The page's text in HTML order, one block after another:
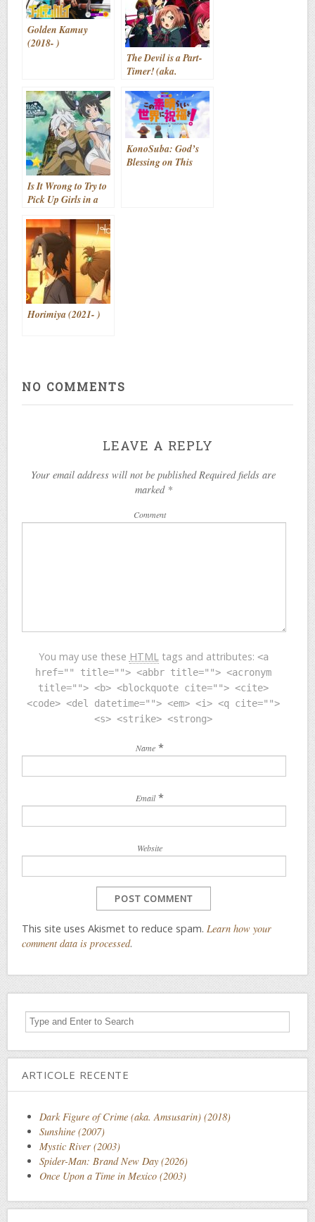
Golden Kamuy
(2018- )
The Devil is a Part-
Timer! (aka.
sama!) (2013- )
Is It Wrong to Try to
Pick Up Girls in a
Dungeon ni Deai wo
Motomeru no wa
Machigatteiru
Darou ka) (2015- )
KonoSuba: God’s
Blessing on This
Horimiya (2021- )
NO COMMENTS
LEAVE A REPLY
Your email address will not be published Required fields are
marked *
Comment
You may use these HTMLtags and attributes: <a
href="" title=""> <abbr title=""> <acronym
title=""> <b> <blockquote cite=""> <cite>
<code> <del datetime=""> <em> <i> <q cite="">
<s> <strike> <strong>
Name *
Email *
Website
This site uses Akismet to reduce spam. Learn how your
comment data is processed.
ARTICOLE RECENTE
Dark Figure of Crime (aka. Amsusarin) (2018)
Sunshine (2007)
Mystic River (2003)
Spider-Man: Brand New Day (2026)
Once Upon a Time in Mexico (2003)